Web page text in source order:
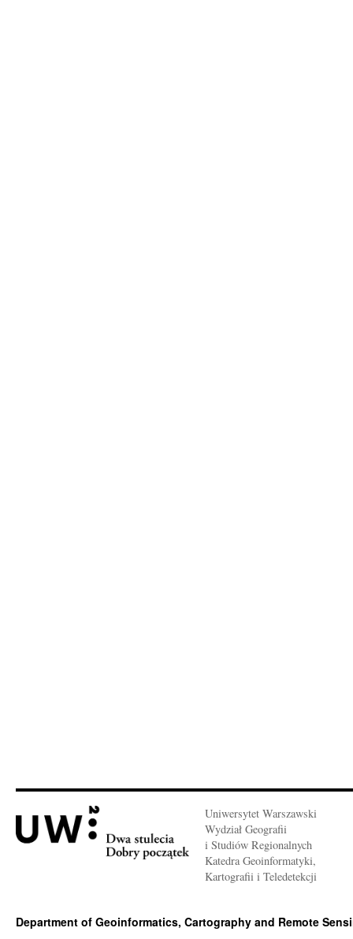
Uniwersytet Warszawski
Wydział Geografii
i Studiów Regionalnych
Katedra Geoinformatyki,
Kartografii i Teledetekcji
Department of Geoinformatics, Cartography and Remote